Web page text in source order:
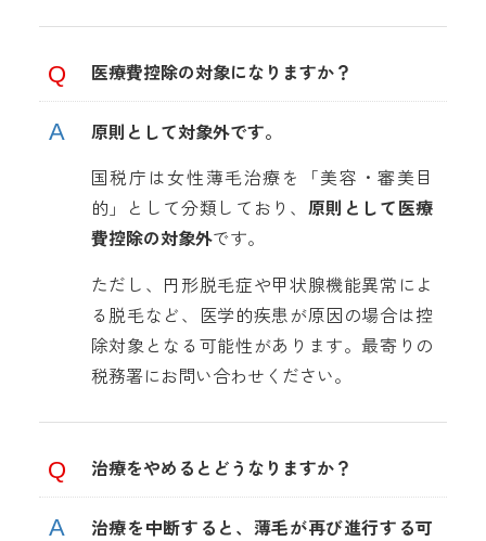
医療費控除の対象になりますか？
原則として対象外です。
国税庁は女性薄毛治療を「美容・審美目
的」として分類しており、 原則として医療
費控除の対象外です。
ただし、円形脱毛症や甲状腺機能異常によ
る脱毛など、医学的疾患が原因の場合は控
除対象となる可能性があります。最寄りの
税務署にお問い合わせください。
治療をやめるとどうなりますか？
治療を中断すると、薄毛が再び進行する可